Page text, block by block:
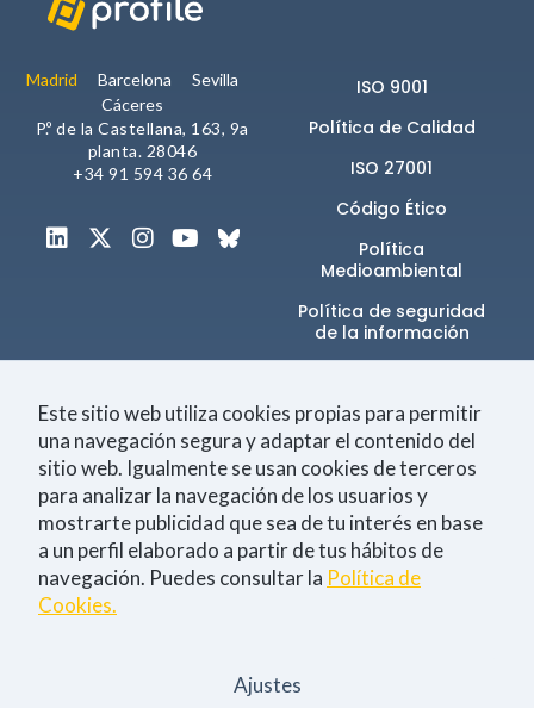
Madrid Barcelona
Sevilla
Cáceres
P.º de la Castellana, 163, 9a
planta. 28046
+34 91 594 36 64
ISO 9001
Política de Calidad
ISO 27001
Código Ético
Política
Medioambiental
Política de seguridad
de la información​
Únete a la comunidad
Tecnología Negocio Eventos
Empleo
Sí, quiero estar al día
Este sitio web utiliza cookies propias para permitir
una navegación segura y adaptar el contenido del
sitio web. Igualmente se usan cookies de terceros
para analizar la navegación de los usuarios y
mostrarte publicidad que sea de tu interés en base
a un perfil elaborado a partir de tus hábitos de
navegación. Puedes consultar la Política de
Cookies.
Ajustes